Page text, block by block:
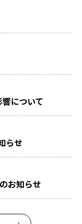
について
らせ
お知らせ